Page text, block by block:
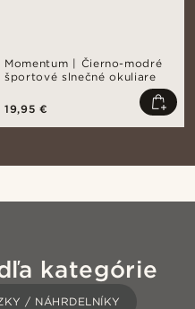
Momentum | Čierno-modré
športové slnečné okuliare
19,95 €
kategórie
/ NÁHRDELNÍKY